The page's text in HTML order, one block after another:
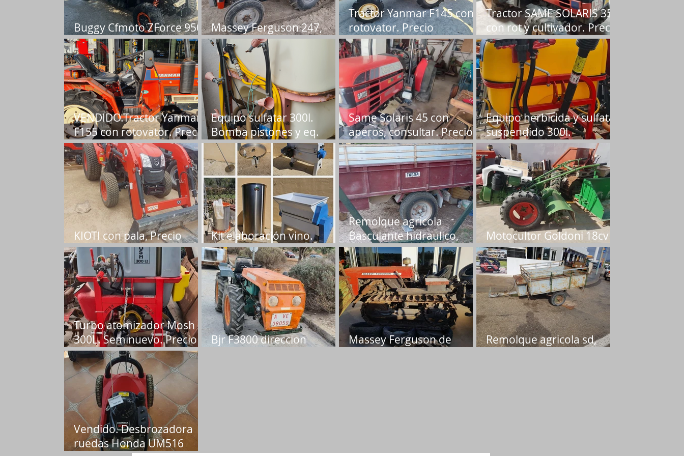
Buggy Cfmoto ZForce 950-
4. Precio 13.950€
Massey Ferguson 247,
Precio 4.500€ VENDIDO
Tractor Yanmar F145 con
rotovator. Precio
4.950+iva.
Tractor SAME SOLARIS 35
con rot y cultivador. Precio
10.000 €
VENDIDO.Tractor Yanmar
F155 con rotovator. Precio
4.500€
Equipo sulfatar 300l.
Bomba pistones y eq.
Viña. Precio
1.000€.VENDIDO.
Same Solaris 45 con
aperos, consultar. Precio
15.000 €
Equipo herbicida y sulfatar
suspendido 300l.
Seminuevo
KIOTI con pala, Precio
23.000€. seminuevo.
Kit elaboración vino.
Precio 750 €
Remolque agricola
Basculante hidraulico,
Precio 2.500 €
Motocultor Goldoni 18cv
ocasión 2.200 €
Turbo atomizador Mosh
300L. Seminuevo. Precio
2.500€
Bjr F3800 direccion
Massey Ferguson de
Remolque agricola sd,
Vendido. Desbrozadora
ruedas Honda UM516